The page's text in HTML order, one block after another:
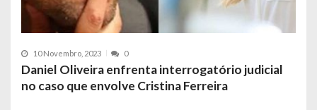
10 Novembro, 2023 0
Daniel Oliveira enfrenta interrogatório judicial
no caso que envolve Cristina Ferreira